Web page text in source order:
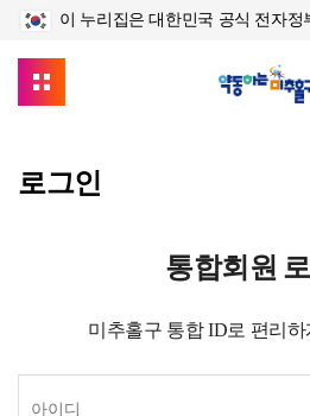
이 누리집은 대한민국 공식 전자정
로그인
통합회원
미추홀구 통합 ID로 편리